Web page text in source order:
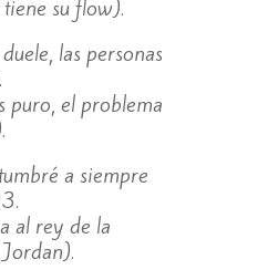
su flow).
las personas
puro, el problema
a siempre
al rey de la